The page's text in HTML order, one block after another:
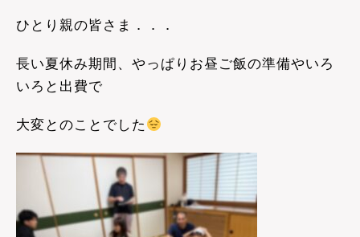
ひとり親の皆さま．．．
長い夏休み期間、やっぱりお昼ご飯の準備やいろ
いろと出費で
大変とのことでした